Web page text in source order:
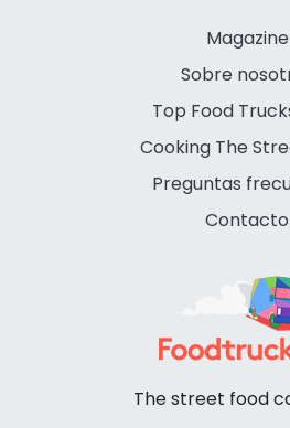
Magazine
Sobre
Top Food
Cooking The
Preguntas
Contacto
The street food